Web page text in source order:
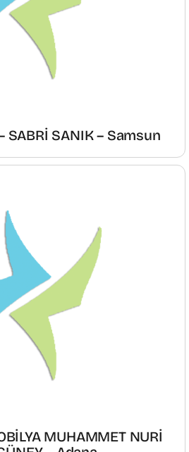
SABRİ SANIK – Samsun
MUHAMMET NURİ